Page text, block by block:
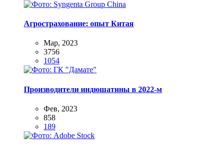
Агрострахование: опыт Китая
Мар, 2023
3756
1054
Производители индюшатины в 2022-м
Фев, 2023
858
189